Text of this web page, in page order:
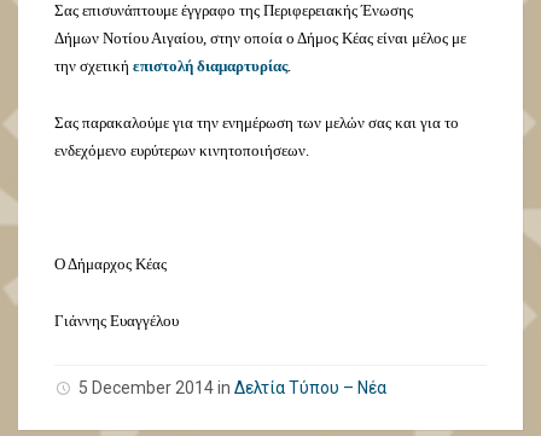
Σας επισυνάπτουμε έγγραφο της Περιφερειακής Ένωσης
Δήμων Νοτίου Αιγαίου, στην οποία ο Δήμος Κέας είναι μέλος με
την σχετική επιστολή διαμαρτυρίας.
Σας παρακαλούμε για την ενημέρωση των μελών σας και για το
ενδεχόμενο ευρύτερων κινητοποιήσεων.
Ο Δήμαρχος Κέας
Γιάννης Ευαγγέλου
5 December 2014in Δελτία Τύπου – Νέα